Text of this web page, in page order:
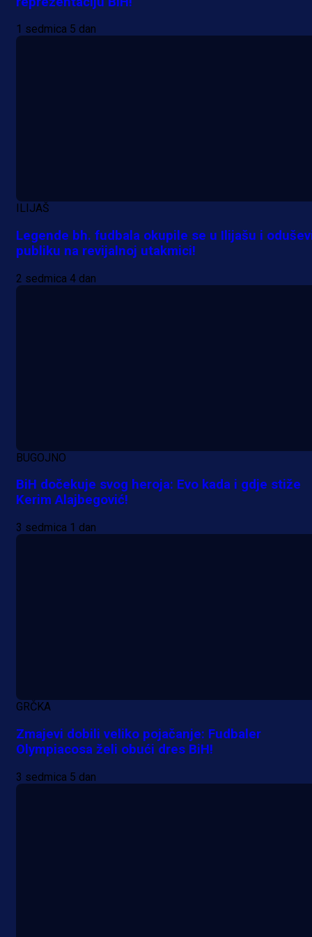
5 h 29 min
Pogledajte gol Kenana Kodre
7 h 29 min
1 sedmica 5 dan
ILIJAŠ
Legende bh. fudbala okupile se u Ilijašu i
publiku na revijalnoj utakmici!
2 sedmica 4 dan
BUGOJNO
BiH dočekuje svog heroja: Evo kada i gdje stiže
Kerim Alajbegović!
3 sedmica 1 dan
GRČKA
Zmajevi dobili veliko pojačanje: Fudbaler
Olympiacosa želi obući dres BiH!
3 sedmica 5 dan